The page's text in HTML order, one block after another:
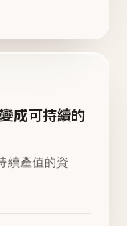
成可持續的
續產值的資